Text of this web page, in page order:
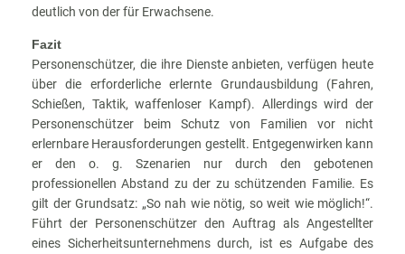
deutlich von der für Erwachsene.
Fazit
Personenschützer, die ihre Dienste anbieten, verfügen heute
über die erforderliche erlernte Grundausbildung (Fahren,
Schießen, Taktik, waffenloser Kampf). Allerdings wird der
Personenschützer beim Schutz von Familien vor nicht
erlernbare Herausforderungen gestellt. Entgegenwirken kann
er den o. g. Szenarien nur durch den gebotenen
professionellen Abstand zu der zu schützenden Familie. Es
gilt der Grundsatz: „So nah wie nötig, so weit wie möglich!“.
Führt der Personenschützer den Auftrag als Angestellter
eines Sicherheitsunternehmens durch, ist es Aufgabe des